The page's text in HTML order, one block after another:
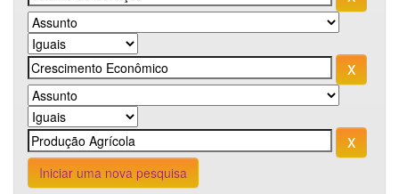
Iniciar uma nova pesquisa